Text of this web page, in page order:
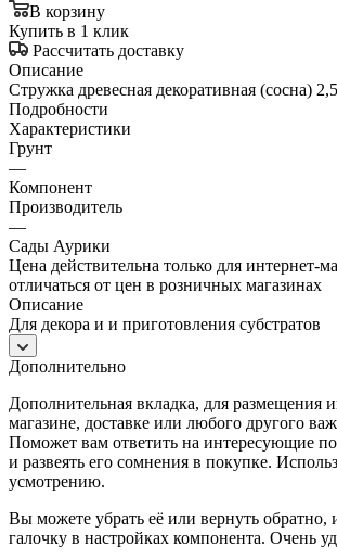
В корзину
Купить в 1 клик
Рассчитать доставку
Описание
Стружка древесная декоративная (сосна)
Подробности
Характеристики
Грунт
—
Компонент
Производитель
—
Сады Аурики
Цена действительна только для интернет-
отличаться от цен в розничных магазинах
Описание
Для декора и и приготовления субстратов
Дополнительно
Дополнительная вкладка, для размещения
магазине, доставке или любого другого
Поможет вам ответить на интересующие
и развеять его сомнения в покупке.
усмотрению.
Вы можете убрать её или вернуть обратно,
галочку в настройках компонента. Очень